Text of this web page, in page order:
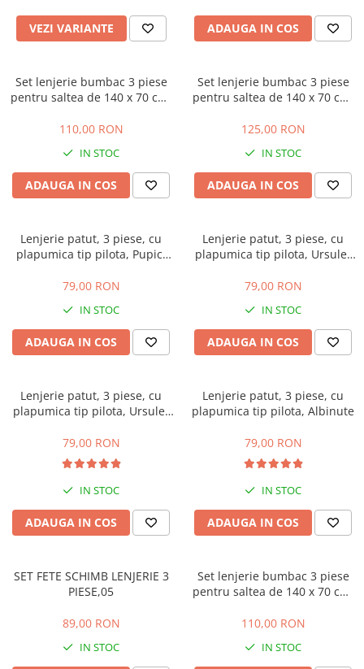
Bluze, pieptarase, mentite
Rochite bebeluse
Ciorapi
Pantaloni de exterior
Bluze si pulovere
Babetele
Hainute bumbac organic
Bluze, pieptarase, mentite
Ciorapi
Pantaloni de exterior
Bluze si pulovere
Hainute bumbac organic
Cos depozitare jucarii
Jocuri educative si de societate
Masinute electrice
Mingii
Jucarii gonflabile
Jucarii de nisip
Table de scris
Trotinete si biciclete
Incaltaminte de panza
VEZI VARIANTE ADAUGA IN COS
Set lenjerie bumbac 3 piese
pentru saltea de 140 x 70 cm,
Beberoyal
110,00 RON
IN STOC
ADAUGA IN COS
Set lenjerie bumbac 3 piese
pentru saltea de 140 x 70 cm,
125,00 RON
IN STOC
ADAUGA IN COS
Lenjerie patut, 3 piese, cu
plapumica tip pilota, Pupici
79,00 RON
IN STOC
ADAUGA IN COS
Lenjerie patut, 3 piese, cu
plapumica tip pilota, Ursulet
79,00 RON
IN STOC
ADAUGA IN COS
Lenjerie patut, 3 piese, cu
plapumica tip pilota, Ursulet
79,00 RON
IN STOC
ADAUGA IN COS
Lenjerie patut, 3 piese, cu
plapumica tip pilota, Albinute
79,00 RON
IN STOC
ADAUGA IN COS
SET FETE SCHIMB LENJERIE 3
PIESE,05
89,00 RON
IN STOC
Set lenjerie bumbac 3 piese
pentru saltea de 140 x 70 cm,
Beberoyal
110,00 RON
IN STOC